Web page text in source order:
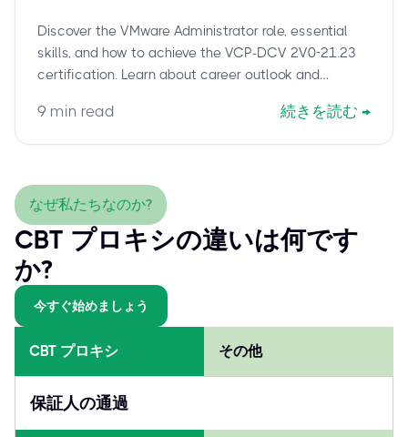
Discover the VMware Administrator role, essential
skills, and how to achieve the VCP-DCV 2V0-21.23
certification. Learn about career outlook and
success.
9 min read 続きを読む →
なぜ私たちなのか?
CBT プロキシの違いは何です
か?
今すぐ始めましょう
CBT プロキシ その他
保証人の通過